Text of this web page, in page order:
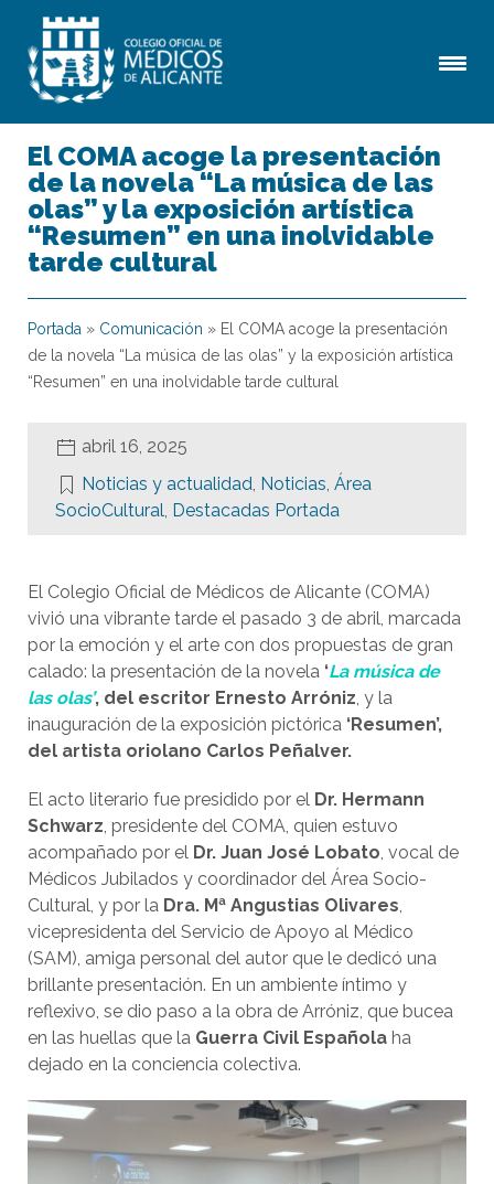
El COMA acoge la presentación
de la novela “La música de las
olas” y la exposición artística
“Resumen” en una inolvidable
tarde cultural
Portada » Comunicación » El COMA acoge la presentación
de la novela “La música de las olas” y la exposición artística
“Resumen” en una inolvidable tarde cultural
abril 16, 2025
Noticias y actualidad, Noticias, Área
SocioCultural, Destacadas Portada
El Colegio Oficial de Médicos de Alicante (COMA)
vivió una vibrante tarde el pasado 3 de abril, marcada
por la emoción y el arte con dos propuestas de gran
calado: la presentación de la novela ‘La música de
las olas’, del escritor Ernesto Arróniz, y la
inauguración de la exposición pictórica ‘Resumen’,
del artista oriolano Carlos Peñalver.
El acto literario fue presidido por el Dr. Hermann
Schwarz, presidente del COMA, quien estuvo
acompañado por el Dr. Juan José Lobato, vocal de
Médicos Jubilados y coordinador del Área Socio-
Cultural, y por la Dra. Mª Angustias Olivares,
vicepresidenta del Servicio de Apoyo al Médico
(SAM), amiga personal del autor que le dedicó una
brillante presentación. En un ambiente íntimo y
reflexivo, se dio paso a la obra de Arróniz, que bucea
en las huellas que la Guerra Civil Española ha
dejado en la conciencia colectiva.